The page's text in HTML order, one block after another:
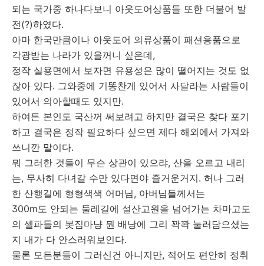
되는 국가중 하나다보니 아웃도어상품들 또한 더불어 발
전(?)하였다.
아마 한국만큼이나 아웃도어 의류상품이 패션용품으로
각광받는 나라가 있을꺼니 싶은데,
정작 실용면에서 보자면 유용성은 많이 떨어지는 것도 없
잖아 있다. 그와중에 기똥찬게 있어서 사달라는 사람들이
있어서 의아할때도 있지만.
하여튼 본인도 국산꺼 써보려고 하지만 결국은 찾다 포기
하고 결국은 정작 필요하다 싶으면 제다 해외에서 가져와
쓰니깐 말이다.
뭐 그러한 것들이 무슨 상관이 있으랴, 산을 오르고 내리
는, 무사히 다녀갈 수만 있다면야 즐거운거지. 허나 그러
한 산행길에 형형색색 어머님, 아버님들께서는
300m도 안되는 둘레길에 설산고원을 넘어가는 차마고도
의 셀파들의 봇짐마냥 뭔 배낭에 그리 꽉꽉 눌러담으셨는
지 내가 다 안스러워보인다.
물론 모든분들이 그러신건 아니지만, 적어도 편안히 정취